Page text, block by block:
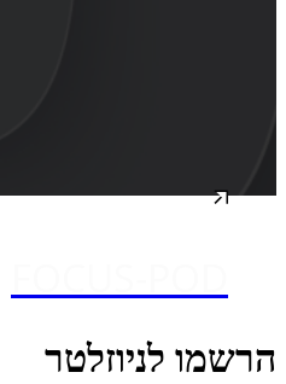
הרשמו לניוזלטר